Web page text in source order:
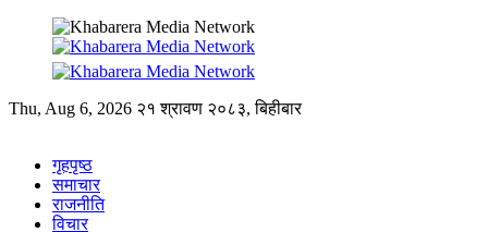
Thu, Aug 6, 2026 २१ श्रावण २०८३, बिहीबार
गृहपृष्ठ
समाचार
राजनीति
विचार